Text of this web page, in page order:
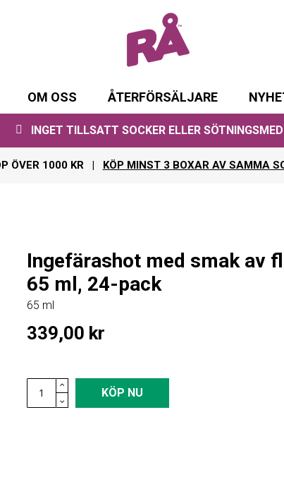
OM OSS ÅTERFÖRSÄLJARE
INGET TILLSATT SOCKER ELLER
ÖVER 1000 KR | KÖP MINST 3 BOXAR AV SAMMA
Ingefärashot med smak av
65 ml, 24-pack
65 ml
339,00 kr
KÖP NU